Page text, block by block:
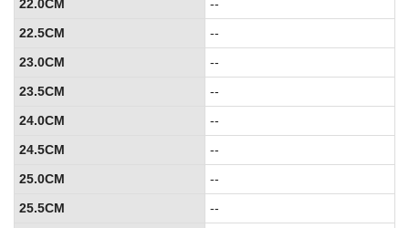
22.0CM
--
22.5CM
--
23.0CM
--
23.5CM
--
24.0CM
--
24.5CM
--
25.0CM
--
25.5CM
--